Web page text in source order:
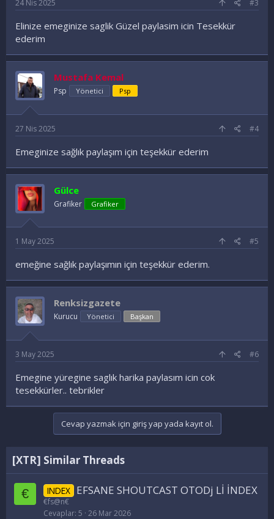
24 Nis 2025 #3
Elinize emeginize saglik Güzel paylasim icin Tesekkür
ederim
Mustafa Kemal
Psp Yönetici Psp
27 Nis 2025 #4
Emeginize sağlık paylaşım için teşekkür ederim
Gülce
Grafiker Grafiker
1 May 2025 #5
emeğine sağlık paylaşımın için teşekkür ederim.
Renksizgazete
Kurucu Yönetici Başkan
3 May 2025 #6
Emegine yüregine saglık harika paylasım icin cok
tesekkürler.. tebrikler
Cevap yazmak için giriş yap yada kayıt ol.
[XTR] Similar Threads
€ INDEX EFSANE SHOUTCAST OTODj Lİ İNDEX
€fs@n€
Cevaplar 5 26 Mar 2026